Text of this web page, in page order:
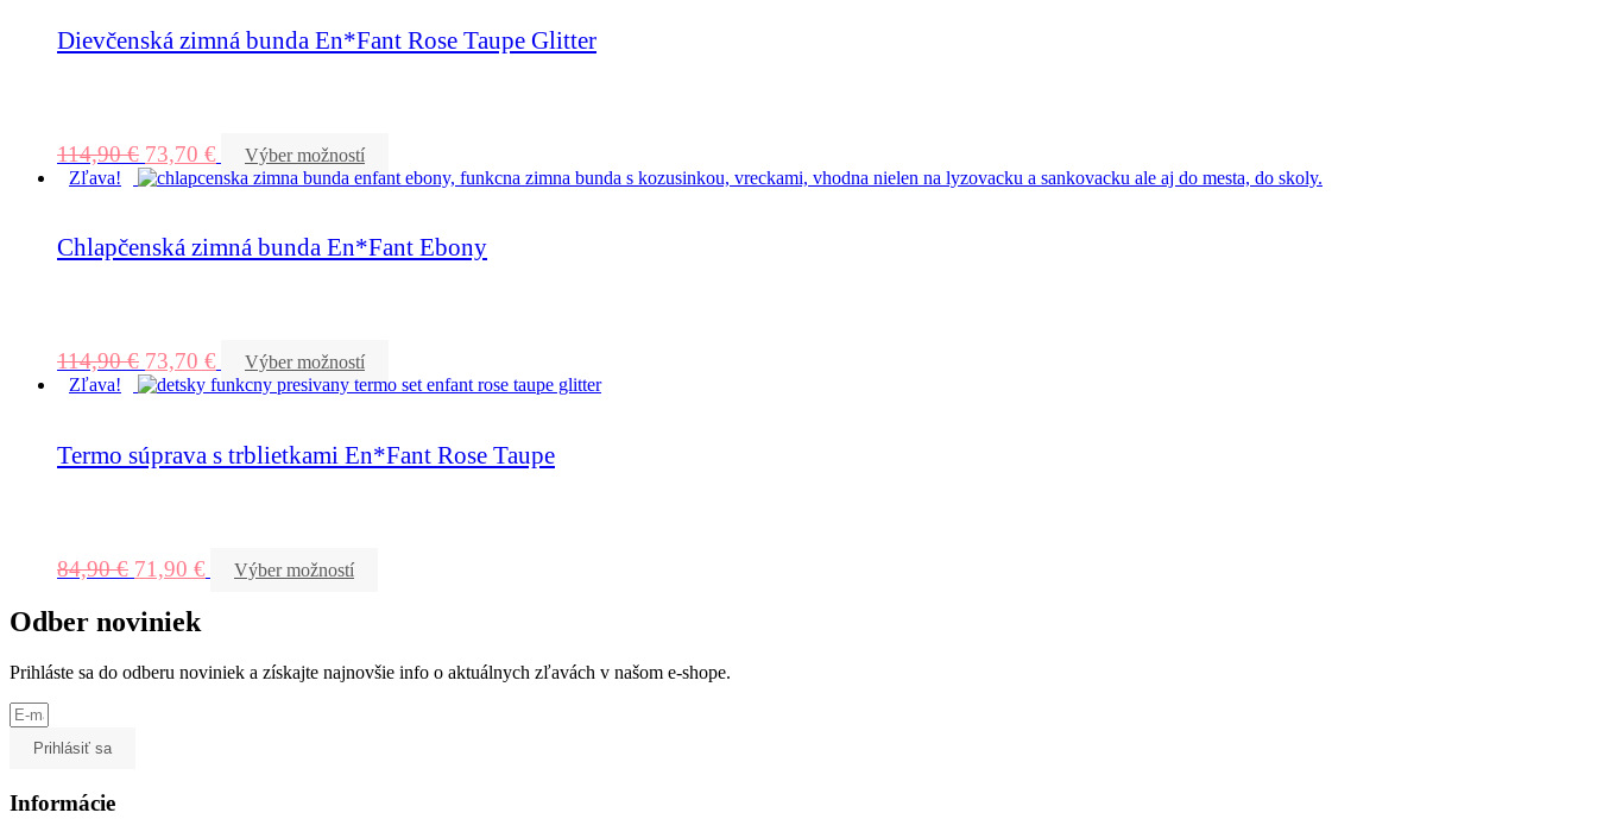
Dievčenská zimná bunda En*Fant Rose Taupe Glitter
114,90€ 73,70 €
Výber možností
Zľava!
Chlapčenská zimná bunda En*Fant Ebony
114,90€ 73,70 €
Výber možností
Zľava!
Termo súprava s trblietkami En*Fant Rose Taupe
84,90€ 71,90 € Výber možností
Odber noviniek
Prihláste sa do odberu noviniek a získajte najnovšie info o aktuálnych zľavách v našom e-shope.
Prihlásiť sa
Informácie